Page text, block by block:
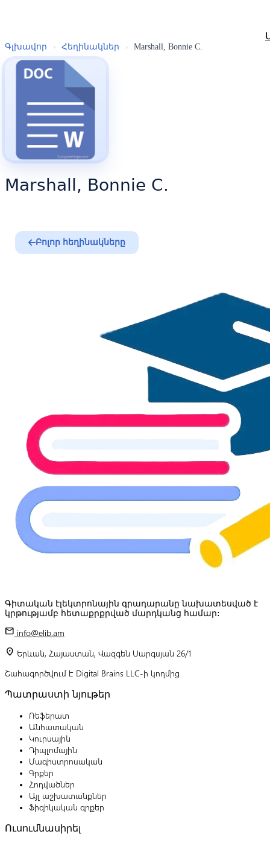
Գլխավոր › Հեղինակներ › Marshall, Bonnie C.
Marshall, Bonnie C.
Բոլոր հեղինակները
Գիտական էլեկտրոնային գրադարանը նախատեսված է
կրթությամբ հետաքրքրված մարդկանց համար:
mail info@elib.am
location_on Երևան, Հայաստան, Վազգեն Սարգսյան 26/1
Շահագործվում է Digital Brains LLC-ի կողմից
Պատրաստի նյութեր
Ռեֆերատ
Անհատական
Կուրսային
Դիպլոմային
Մագիստրոսական
Գրքեր
Հոդվածներ
Այլ աշխատանքներ
Ֆիզիկական գրքեր
Ուսումնասիրել